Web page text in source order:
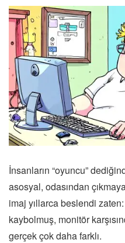
İnsanların “oyuncu”
asosyal, odasından
imaj yıllarca beslendi
kaybolmuş, monitör
gerçek çok daha farklı.